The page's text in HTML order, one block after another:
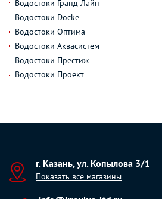
Водостоки Гранд Лайн
Водостоки Docke
Водостоки Оптима
Водостоки Аквасистем
Водостоки Престиж
Водостоки Проект
г. Казань, ул. Копылова 3/1
Показать все магазины